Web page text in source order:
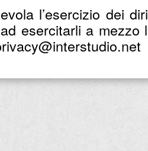
l’esercizio dei
ad esercitarli a